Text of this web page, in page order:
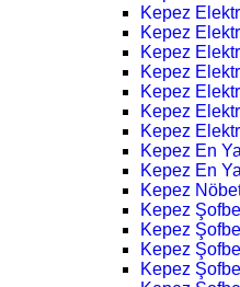
Kepez
Kepez
Kepez
Kepez
Kepez
Kepez
Kepez
Kepez En
Kepez En
Kepez
Kepez
Kepez
Kepez
Kepez